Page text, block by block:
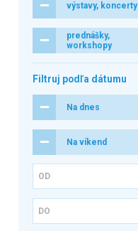
výstavy, koncerty
prednášky,
workshopy
Filtruj podľa dátumu
Na dnes
Na víkend